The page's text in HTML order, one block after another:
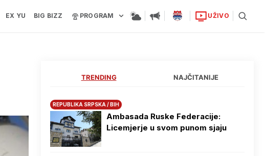
EX YU BIG BIZZ PROGRAM UŽIVO
TRENDING NAJČITANIJE
REPUBLIKA SRPSKA / BIH
Ambasada Ruske Federacije:
Licemjerje u svom punom sjaju